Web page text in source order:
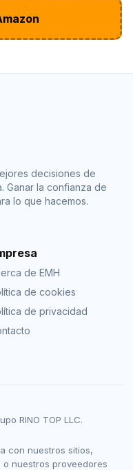
decisiones de
Ganar la confianza de
lo que hacemos.
de EMH
de cookies
de privacidad
RINO TOP LLC.
con nuestros sitios,
nuestros proveedores